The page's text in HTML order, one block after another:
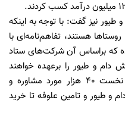
طیور نیز گفت: با توجه به اینکه
هستند، تفاهم‌نامه‌ای با
که براساس آن شرکت‌های ستاد
دام و طیور را برعهده خواهند
گرفت. طبق این تفاهم‌نامه در سال نخست ۴۰ هزار مورد مشاوره و
و طیور و تامین علوفه تا خرید